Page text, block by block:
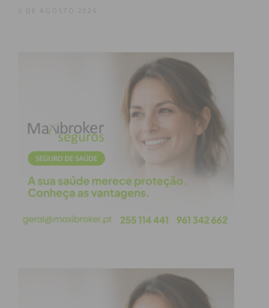
obtenha de forma regular a informação
Eu li e concordo com os
termos e
condições
5 DE AGOSTO 2026